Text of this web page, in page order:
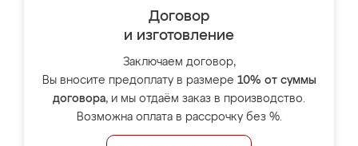
Договор
и изготовление
Заключаем договор,
Вы вносите предоплату в размере 10% от суммы
договора, и мы отдаём заказ в производство.
Возможна оплата в рассрочку без %.